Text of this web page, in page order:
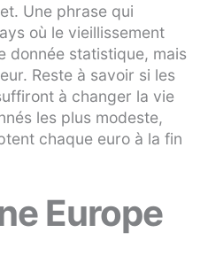
Une phrase qui
où le vieillissement
donnée statistique, mais
Reste à savoir si les
à changer la vie
les plus modeste,
chaque euro à la fin
Europe